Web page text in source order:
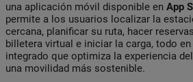
una aplicación móvil disponible en App
permite a los usuarios localizar la
cercana, planificar su ruta, hacer
billetera virtual e iniciar la carga, todo
integrado que optimiza la experiencia
una movilidad más sostenible.